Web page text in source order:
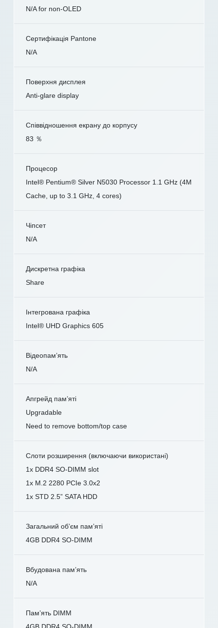
N/A for non-OLED
Сертифікація Pantone
N/A
Поверхня дисплея
Anti-glare display
Співвідношення екрану до корпусу
83 ％
Процесор
Intel® Pentium® Silver N5030 Processor 1.1 GHz (4M
Cache, up to 3.1 GHz, 4 cores)
Чіпсет
N/A
Дискретна графіка
Share
Інтегрована графіка
Intel® UHD Graphics 605
Відеопам’ять
N/A
Апгрейд пам’яті
Upgradable
Need to remove bottom/top case
Слоти розширення (включаючи використані)
1x DDR4 SO-DIMM slot
1x M.2 2280 PCIe 3.0x2
1x STD 2.5” SATA HDD
Загальний об’єм пам’яті
4GB DDR4 SO-DIMM
Вбудована пам’ять
N/A
Пам’ять DIMM
4GB DDR4 SO-DIMM